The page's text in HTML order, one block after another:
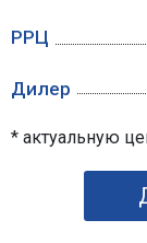
РРЦ
Дилер
* актуальную